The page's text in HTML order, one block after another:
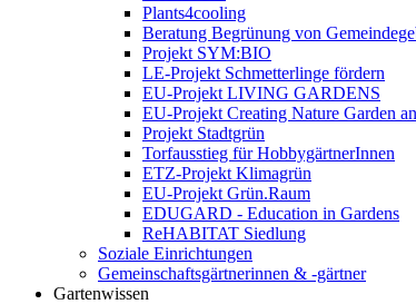
Plants4cooling
Beratung Begrünung von
Projekt SYM:BIO
LE-Projekt Schmetterlinge fördern
EU-Projekt LIVING GARDENS
EU-Projekt Creating Nature Garden
Projekt Stadtgrün
Torfausstieg für HobbygärtnerInnen
ETZ-Projekt Klimagrün
EU-Projekt Grün.Raum
EDUGARD - Education in Gardens
ReHABITAT Siedlung
Soziale Einrichtungen
Gemeinschaftsgärtnerinnen & -gärtner
Gartenwissen